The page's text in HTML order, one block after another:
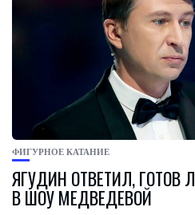
ФИГУРНОЕ КАТАНИЕ
ЯГУДИН ОТВЕТИЛ, ГОТОВ
В ШОУ МЕДВЕДЕВОЙ